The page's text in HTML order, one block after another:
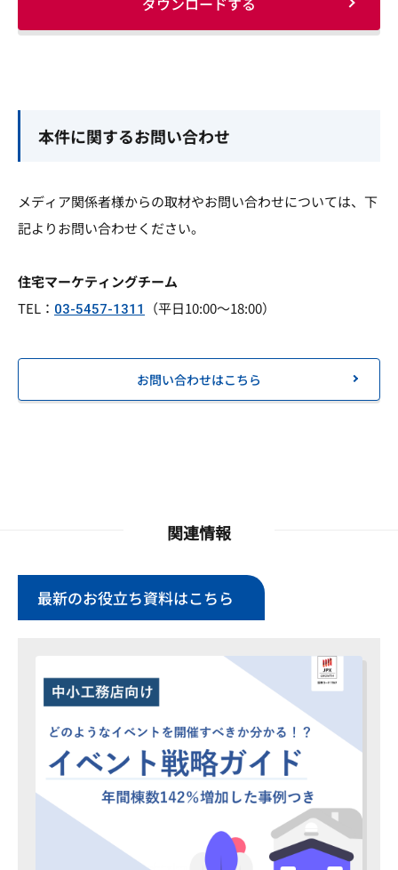
本件に関するお問い合わせ
メディア関係者様からの取材やお問い合わせについては、下
記よりお問い合わせください。
住宅マーケティングチーム
TEL： 03-5457-1311 （平日10:00～18:00）
お問い合わせはこちら
関連情報
最新のお役立ち資料はこちら